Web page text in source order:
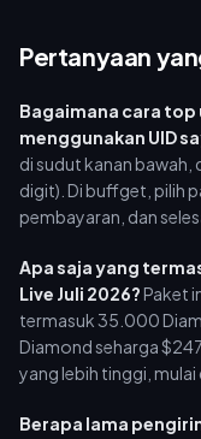
Pertanyaan
Bagaimana cara top
menggunakan UID
di sudut kanan bawah,
digit). Di buffget, pilih
pembayaran, dan
Apa saja yang
Live Juli 2026?Paket
termasuk 35.000
Diamond seharga
yang lebih tinggi, mulai
Berapa lama